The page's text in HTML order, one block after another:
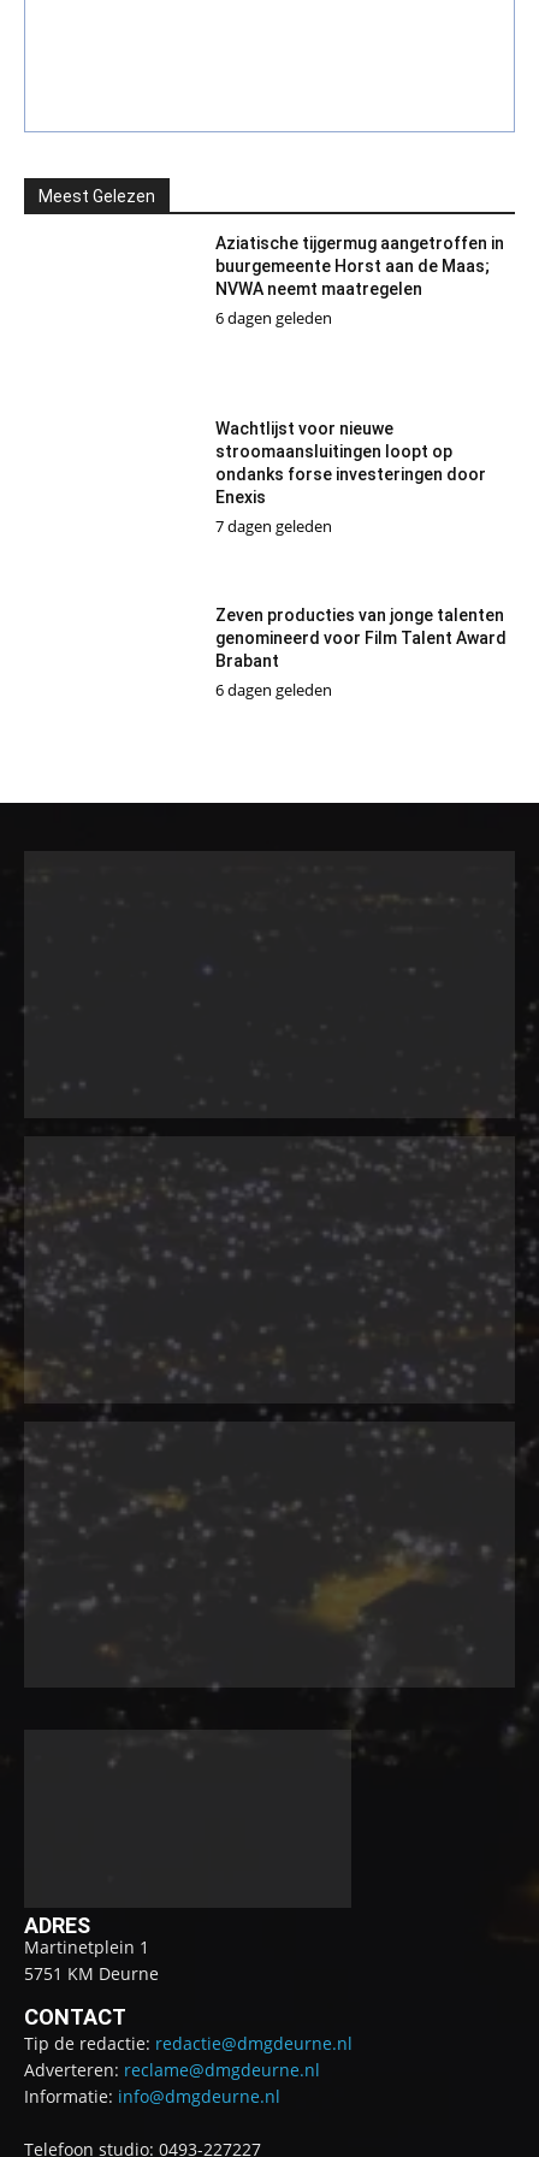
Meest Gelezen
Aziatische tijgermug aangetroffen in
buurgemeente Horst aan de Maas;
NVWA neemt maatregelen
6 dagen geleden
Wachtlijst voor nieuwe
stroomaansluitingen loopt op
ondanks forse investeringen door
Enexis
7 dagen geleden
Zeven producties van jonge talenten
genomineerd voor Film Talent Award
Brabant
6 dagen geleden
ADRES
Martinetplein 1
5751 KM Deurne
CONTACT
Tip de redactie: redactie@dmgdeurne.nl
Adverteren: reclame@dmgdeurne.nl
Informatie: info@dmgdeurne.nl
Telefoon studio: 0493-227227